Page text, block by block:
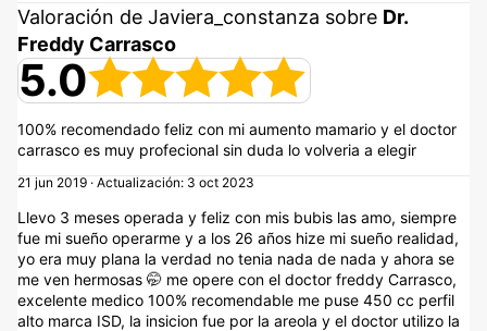
Valoración de Javiera_constanza sobre Dr.
Freddy Carrasco
5.0
100% recomendado feliz con mi aumento mamario y el doctor
carrasco es muy profecional sin duda lo volveria a elegir
21 jun 2019 · Actualización: 3 oct 2023
Llevo 3 meses operada y feliz con mis bubis las amo, siempre
fue mi sueño operarme y a los 26 años hize mi sueño realidad,
yo era muy plana la verdad no tenia nada de nada y ahora se
me ven hermosas 🤭 me opere con el doctor freddy Carrasco,
excelente medico 100% recomendable me puse 450 cc perfil
alto marca ISD, la insicion fue por la areola y el doctor utilizo la